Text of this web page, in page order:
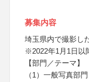
募集内容
埼玉県内で撮影し
※2022年1月1日以
【部門／テーマ】
（1）一般写真部